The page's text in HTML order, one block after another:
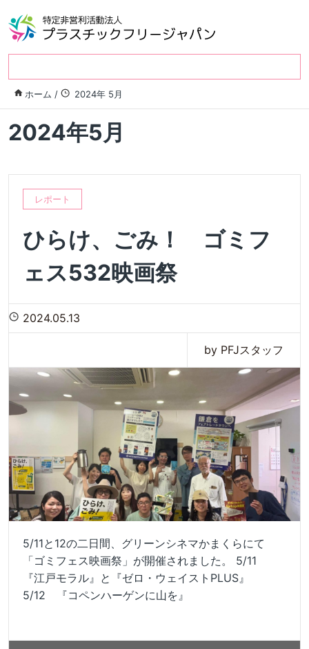
ホーム / 2024年 5月
2024年5月
レポート
ひらけ、ごみ！ ゴミフ
ェス532映画祭
2024.05.13
by PFJスタッフ
5/11と12の二日間、グリーンシネマかまくらにて
「ゴミフェス映画祭」が開催されました。 5/11
『江戸モラル』と『ゼロ・ウェイストPLUS』
5/12 『コペンハーゲンに山を』